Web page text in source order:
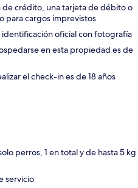
de crédito, una tarjeta de débito o
para cargos imprevistos
oficial con fotografía
en esta propiedad es de
el check-in es de 18 años
perros, 1 en total y de hasta 5 kg
servicio